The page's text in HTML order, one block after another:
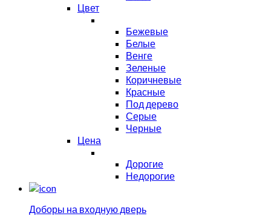
Цвет
Бежевые
Белые
Венге
Зеленые
Коричневые
Красные
Под дерево
Серые
Черные
Цена
Дорогие
Недорогие
Доборы на входную дверь